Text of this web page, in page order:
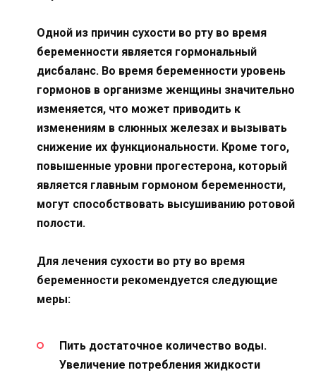
Одной из причин сухости во рту во время
беременности является гормональный
дисбаланс. Во время беременности уровень
гормонов в организме женщины значительно
изменяется, что может приводить к
изменениям в слюнных железах и вызывать
снижение их функциональности. Кроме того,
повышенные уровни прогестерона, который
является главным гормоном беременности,
могут способствовать высушиванию ротовой
полости.
Для лечения сухости во рту во время
беременности рекомендуется следующие
меры:
Пить достаточное количество воды.
Увеличение потребления жидкости